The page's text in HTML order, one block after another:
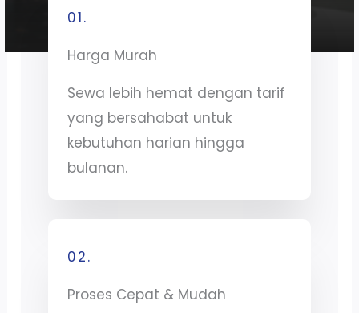
01.
Harga Murah
Sewa lebih hemat dengan tarif
yang bersahabat untuk
kebutuhan harian hingga
bulanan.
02.
Proses Cepat & Mudah